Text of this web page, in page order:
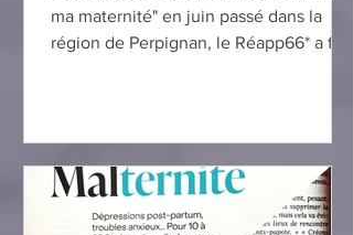
ma maternité" en juin passé dans la
région de Perpignan, le Réapp66* a fait